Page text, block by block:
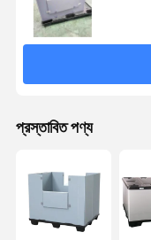
প্রস্তাবিত পণ্য